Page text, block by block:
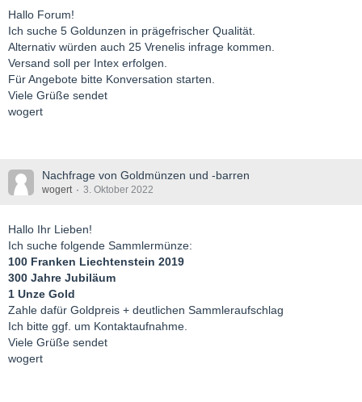
Hallo Forum!
Ich suche 5 Goldunzen in prägefrischer Qualität.
Alternativ würden auch 25 Vrenelis infrage kommen.
Versand soll per Intex erfolgen.
Für Angebote bitte Konversation starten.
Viele Grüße sendet
wogert
Nachfrage von Goldmünzen und -barren
wogert 3. Oktober 2022
Hallo Ihr Lieben!
Ich suche folgende Sammlermünze:
100 Franken Liechtenstein 2019
300 Jahre Jubiläum
1 Unze Gold
Zahle dafür Goldpreis + deutlichen Sammleraufschlag
Ich bitte ggf. um Kontaktaufnahme.
Viele Grüße sendet
wogert